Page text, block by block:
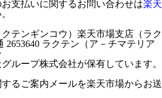
支払いに関するお問い合わせは楽天
クテンギンコウ）楽天市場支店（ラク
2653640 ラクテン（ア－チマテリア
ループ株式会社が保有しています。
るご案内メールを楽天市場からお送